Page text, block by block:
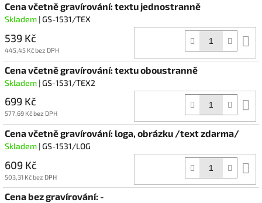
Cena včetně gravírování: textu jednostranně
Skladem | GS-1531/TEX
539 Kč
445,45 Kč bez DPH
Cena včetně gravírování: textu oboustranně
Skladem | GS-1531/TEX2
699 Kč
577,69 Kč bez DPH
Cena včetně gravírování: loga, obrázku /text zdarma/
Skladem | GS-1531/LOG
609 Kč
503,31 Kč bez DPH
Cena bez gravírování: -